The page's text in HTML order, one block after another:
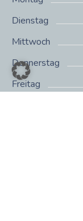
Dienstag
Mittwoch
Donnerstag
Freitag